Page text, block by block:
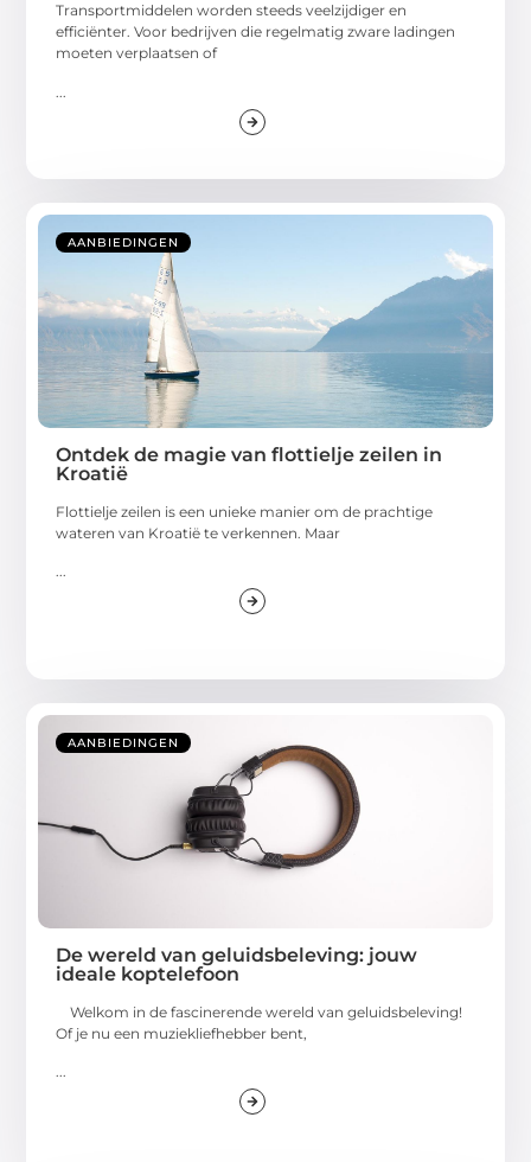
Transportmiddelen worden steeds veelzijdiger en
efficiënter. Voor bedrijven die regelmatig zware ladingen
moeten verplaatsen of
AANBIEDINGEN
Ontdek de magie van flottielje zeilen in
Kroatië
Flottielje zeilen is een unieke manier om de prachtige
wateren van Kroatië te verkennen. Maar
AANBIEDINGEN
De wereld van geluidsbeleving: jouw
ideale koptelefoon
Welkom in de fascinerende wereld van geluidsbeleving!
Of je nu een muziekliefhebber bent,
...